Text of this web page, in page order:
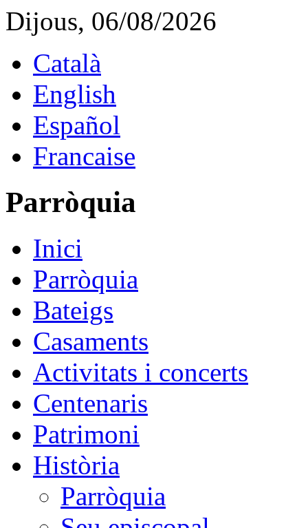
Dijous, 06/08/2026
Català
English
Español
Francaise
Parròquia
Inici
Parròquia
Bateigs
Casaments
Activitats i concerts
Centenaris
Patrimoni
Història
Parròquia